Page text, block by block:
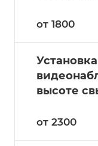
от 1800
высоте
от 2300